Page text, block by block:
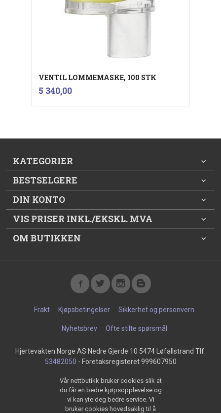
VENTIL LOMMEMASKE, 100 STK
Pris
5 340,00mva.
KATEGORIER
BESTSELGERE
DIN KONTO
VIS PRISER INKL./EKSKL. MVA
OM BUTIKKEN
Frakt Kjøpsbetingelser Sikkerhet og personvern
Nyhetsbrev Ofte stilte spørsmål
Hjertevakten Norge AS Nedre Gjerde 10 5474 Løfallstrand Tlf.
53482050 - Foretaksregisteret 999607950
Vår nettbutikk bruker cookies slik at
du får en bedre kjøpsopplevelse og
vi kan yte deg bedre service. Vi
bruker cookies hovedsaklig til å